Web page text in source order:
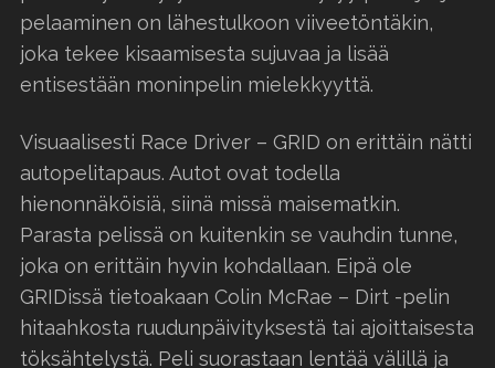
pelaaminen on lähestulkoon viiveetöntäkin,
joka tekee kisaamisesta sujuvaa ja lisää
entisestään moninpelin mielekkyyttä.
Visuaalisesti Race Driver – GRID on erittäin nätti
autopelitapaus. Autot ovat todella
hienonnäköisiä, siinä missä maisematkin.
Parasta pelissä on kuitenkin se vauhdin tunne,
joka on erittäin hyvin kohdallaan. Eipä ole
GRIDissä tietoakaan Colin McRae – Dirt -pelin
hitaahkosta ruudunpäivityksestä tai ajoittaisesta
töksähtelystä. Peli suorastaan lentää välillä ja